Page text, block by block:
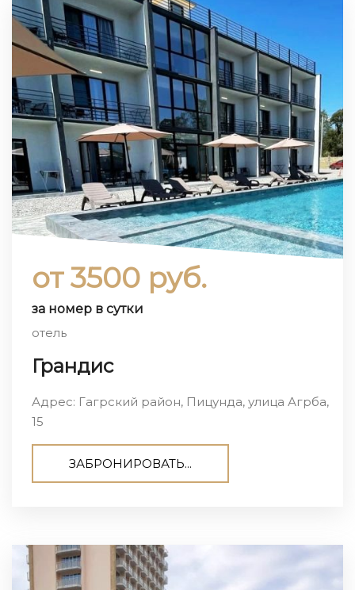
от 3500 руб.
за номер в сутки
отель
Грандис
Адрес: Гагрский район, Пицунда, улица Агрба,
15
ЗАБРОНИРОВАТЬ...